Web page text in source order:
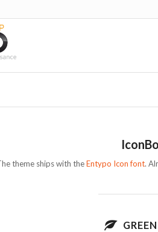
theme ships with theEntypo Icon font.